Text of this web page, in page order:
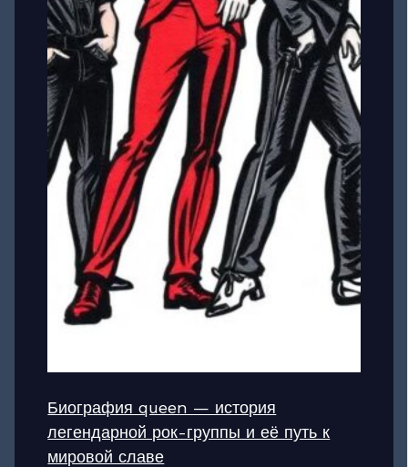
Биография queen — история
легендарной рок-группы и её путь к
мировой славе